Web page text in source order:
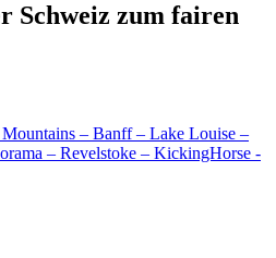
Schweiz zum fairen